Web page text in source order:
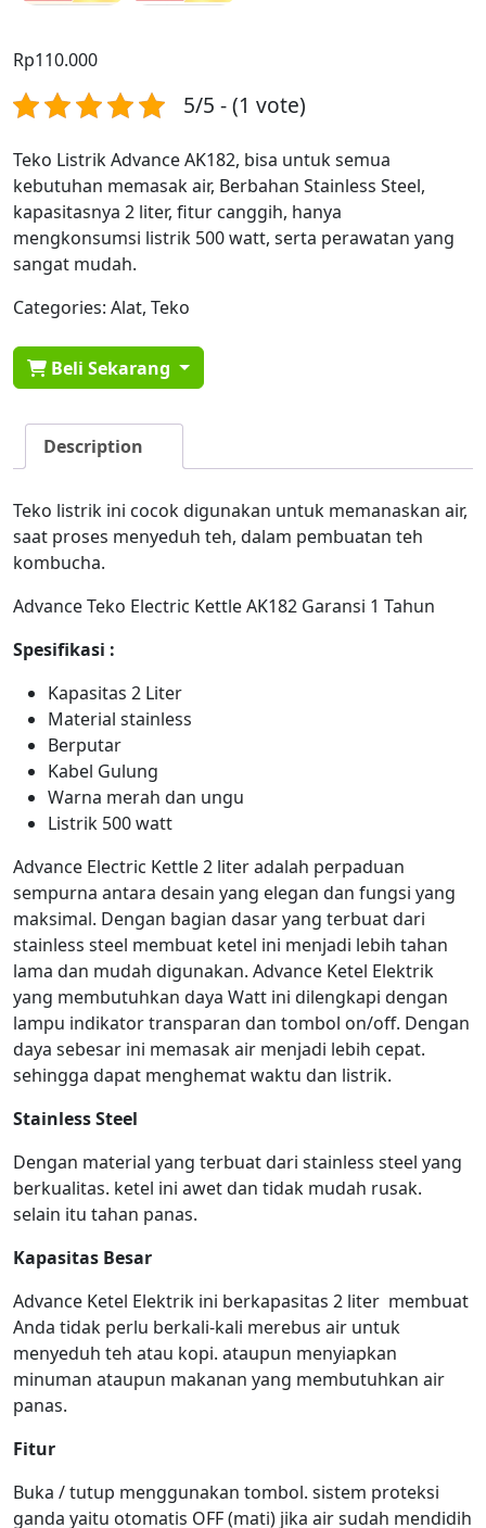
Rp110.000
5/5 - (1 vote)
Teko Listrik Advance AK182, bisa untuk semua
kebutuhan memasak air, Berbahan Stainless Steel,
kapasitasnya 2 liter, fitur canggih, hanya
mengkonsumsi listrik 500 watt, serta perawatan yang
sangat mudah.
Categories: Alat, Teko
Beli Sekarang
Description
Teko listrik ini cocok digunakan untuk memanaskan air,
saat proses menyeduh teh, dalam pembuatan teh
kombucha.
Advance Teko Electric Kettle AK182 Garansi 1 Tahun
Spesifikasi :
Kapasitas 2 Liter
Material stainless
Berputar
Kabel Gulung
Warna merah dan ungu
Listrik 500 watt
Advance Electric Kettle 2 liter adalah perpaduan
sempurna antara desain yang elegan dan fungsi yang
maksimal. Dengan bagian dasar yang terbuat dari
stainless steel membuat ketel ini menjadi lebih tahan
lama dan mudah digunakan. Advance Ketel Elektrik
yang membutuhkan daya Watt ini dilengkapi dengan
lampu indikator transparan dan tombol on/off. Dengan
daya sebesar ini memasak air menjadi lebih cepat.
sehingga dapat menghemat waktu dan listrik.
Stainless Steel
Dengan material yang terbuat dari stainless steel yang
berkualitas. ketel ini awet dan tidak mudah rusak.
selain itu tahan panas.
Kapasitas Besar
Advance Ketel Elektrik ini berkapasitas 2 liter membuat
Anda tidak perlu berkali-kali merebus air untuk
menyeduh teh atau kopi. ataupun menyiapkan
minuman ataupun makanan yang membutuhkan air
panas.
Fitur
Buka / tutup menggunakan tombol. sistem proteksi
ganda yaitu otomatis OFF (mati) jika air sudah mendidih